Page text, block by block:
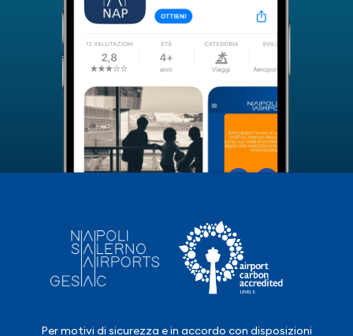
Per motivi di sicurezza e in accordo con disposizioni